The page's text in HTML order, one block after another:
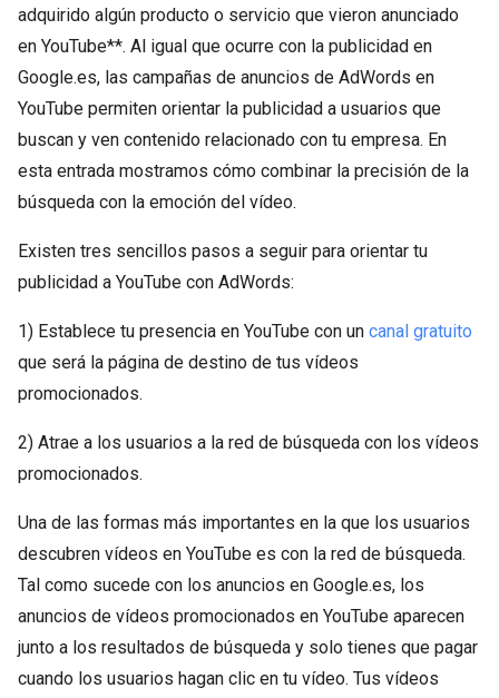
adquirido algún producto o servicio que vieron anunciado
en YouTube**. Al igual que ocurre con la publicidad en
Google.es, las campañas de anuncios de AdWords en
YouTube permiten orientar la publicidad a usuarios que
buscan y ven contenido relacionado con tu empresa. En
esta entrada mostramos cómo combinar la precisión de la
búsqueda con la emoción del vídeo.
Existen tres sencillos pasos a seguir para orientar tu
publicidad a YouTube con AdWords:
1) Establece tu presencia en YouTube con un canal gratuito
que será la página de destino de tus vídeos
promocionados.
2) Atrae a los usuarios a la red de búsqueda con los vídeos
promocionados.
Una de las formas más importantes en la que los usuarios
descubren vídeos en YouTube es con la red de búsqueda.
Tal como sucede con los anuncios en Google.es, los
anuncios de vídeos promocionados en YouTube aparecen
junto a los resultados de búsqueda y solo tienes que pagar
cuando los usuarios hagan clic en tu vídeo. Tus vídeos